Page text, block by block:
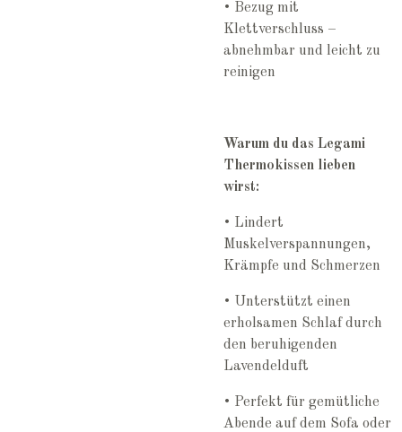
• Bezug mit
Klettverschluss –
abnehmbar und leicht zu
reinigen
Warum du das Legami
Thermokissen lieben
wirst:
• Lindert
Muskelverspannungen,
Krämpfe und Schmerzen
• Unterstützt einen
erholsamen Schlaf durch
den beruhigenden
Lavendelduft
• Perfekt für gemütliche
Abende auf dem Sofa oder